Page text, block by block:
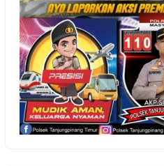
Animo Membludak, 339 Regu Siap
Ramaikan Gerak Jalan Proklamasi
Tanjungpinang 2026